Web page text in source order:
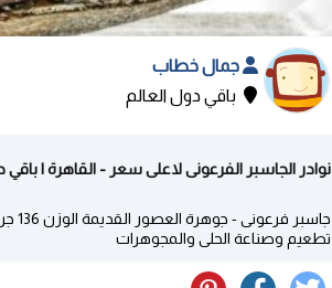
جمال خطاب
باقي دول العالم
نوادر الجاسبر الفرعونى لاعلى سعر - القاهرة | باقي
تطعيم وصناعة الحلى والمجوهرات